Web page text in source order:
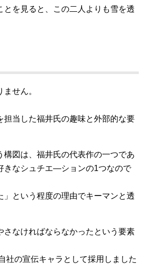
を見ると、この二人よりも雪を透
せん。
当した福井氏の趣味と外部的な要
図は、福井氏の代表作の一つであ
きなシュチエ―ションの1つなので
という程度の理由でキーマンと透
なければならなかったという要素
社の宣伝キャラとして採用しました